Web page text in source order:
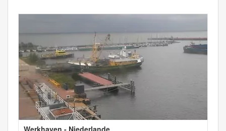
Werkhaven - Niederlande